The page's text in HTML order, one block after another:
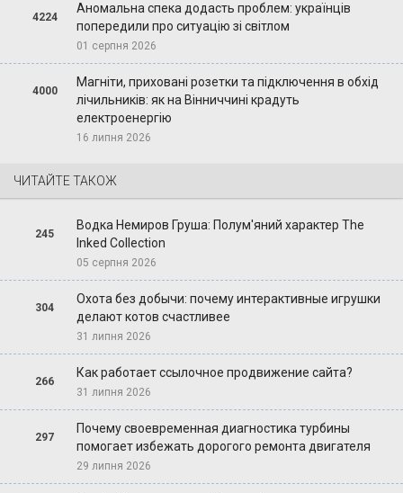
4224
Аномальна спека додасть проблем: українців
попередили про ситуацію зі світлом
01 серпня 2026
4000
Магніти, приховані розетки та підключення в обхід
лічильників: як на Вінниччині крадуть
електроенергію
16 липня 2026
ЧИТАЙТЕ ТАКОЖ
245
Водка Немиров Груша: Полум'яний характер The
Inked Collection
05 серпня 2026
304
Охота без добычи: почему интерактивные игрушки
делают котов счастливее
31 липня 2026
266
Как работает ссылочное продвижение сайта?
31 липня 2026
297
Почему своевременная диагностика турбины
помогает избежать дорогого ремонта двигателя
29 липня 2026